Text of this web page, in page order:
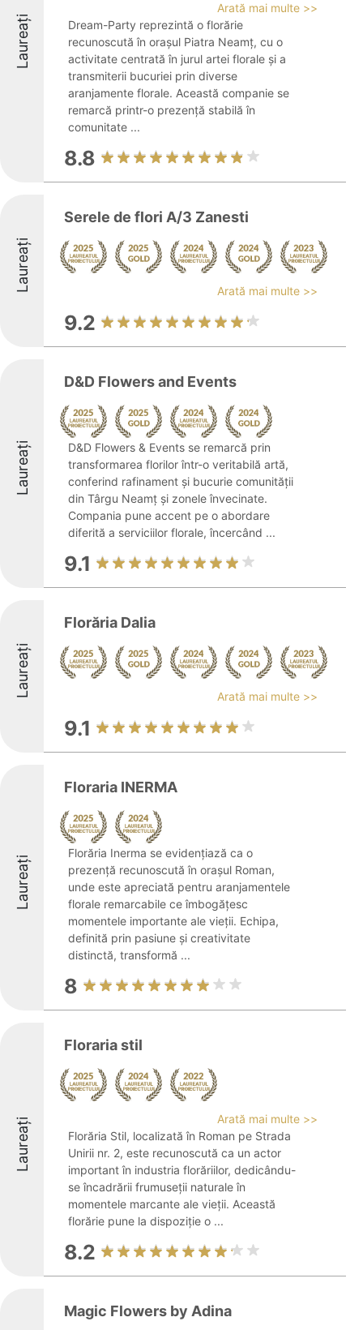
Laureați
Arată mai multe >>
Dream-Party reprezintă o florărie
recunoscută în orașul Piatra Neamț, cu o
activitate centrată în jurul artei florale și a
transmiterii bucuriei prin diverse
aranjamente florale. Această companie se
remarcă printr-o prezență stabilă în
comunitate ...
8.8
Laureați
Serele de flori A/3 Zanesti
Arată mai multe >>
9.2
Laureați
D&D Flowers and Events
D&D Flowers & Events se remarcă prin
transformarea florilor într-o veritabilă artă,
conferind rafinament și bucurie comunității
din Târgu Neamț și zonele învecinate.
Compania pune accent pe o abordare
diferită a serviciilor florale, încercând ...
9.1
Laureați
Florăria Dalia
Arată mai multe >>
9.1
Laureați
Floraria INERMA
Florăria Inerma se evidențiază ca o
prezență recunoscută în orașul Roman,
unde este apreciată pentru aranjamentele
florale remarcabile ce îmbogățesc
momentele importante ale vieții. Echipa,
definită prin pasiune și creativitate
distinctă, transformă ...
8
Laureați
Floraria stil
Arată mai multe >>
Florăria Stil, localizată în Roman pe Strada
Unirii nr. 2, este recunoscută ca un actor
important în industria florăriilor, dedicându-
se încadrării frumuseții naturale în
momentele marcante ale vieții. Această
florărie pune la dispoziție o ...
8.2
Magic Flowers by Adina